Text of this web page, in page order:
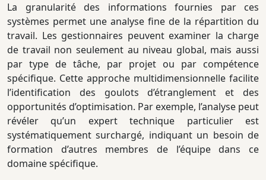
La granularité des informations fournies par ces
systèmes permet une analyse fine de la répartition du
travail. Les gestionnaires peuvent examiner la charge
de travail non seulement au niveau global, mais aussi
par type de tâche, par projet ou par compétence
spécifique. Cette approche multidimensionnelle facilite
l’identification des goulots d’étranglement et des
opportunités d’optimisation. Par exemple, l’analyse peut
révéler qu’un expert technique particulier est
systématiquement surchargé, indiquant un besoin de
formation d’autres membres de l’équipe dans ce
domaine spécifique.